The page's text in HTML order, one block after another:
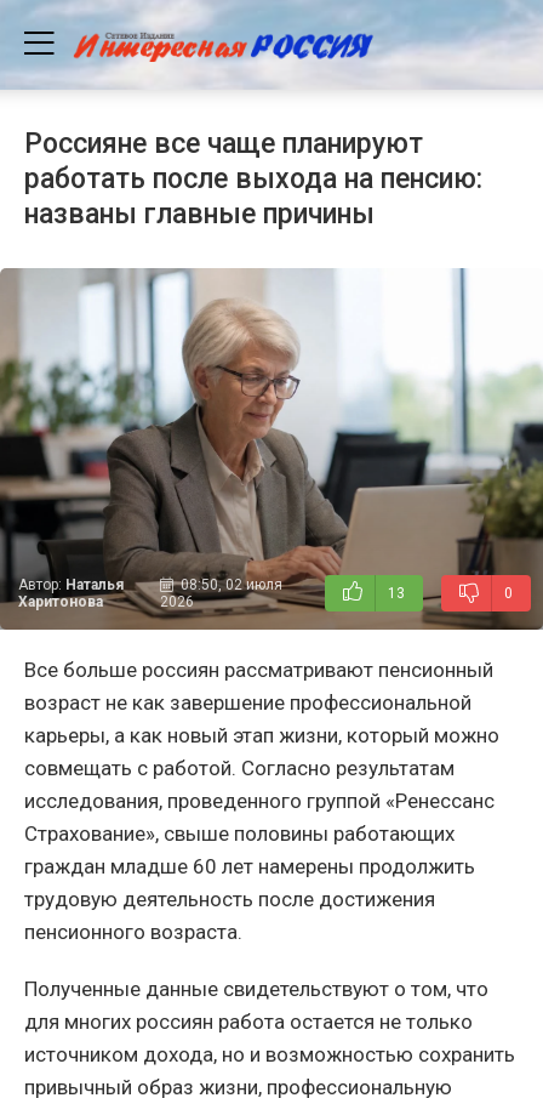
Россияне все чаще планируют
работать после выхода на пенсию:
названы главные причины
Автор: Наталья
Харитонова
08:50, 02 июля
2026
13 0
Все больше россиян рассматривают пенсионный
возраст не как завершение профессиональной
карьеры, а как новый этап жизни, который можно
совмещать с работой. Согласно результатам
исследования, проведенного группой «Ренессанс
Страхование», свыше половины работающих
граждан младше 60 лет намерены продолжить
трудовую деятельность после достижения
пенсионного возраста.
Полученные данные свидетельствуют о том, что
для многих россиян работа остается не только
источником дохода, но и возможностью сохранить
привычный образ жизни, профессиональную